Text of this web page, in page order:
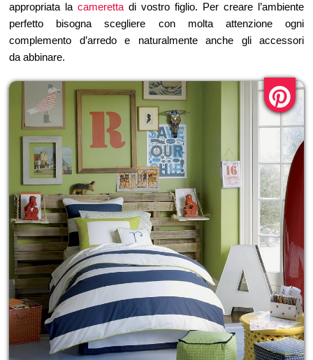
appropriata la cameretta di vostro figlio. Per creare l’ambiente
perfetto bisogna scegliere con molta attenzione ogni
complemento d’arredo e naturalmente anche gli accessori
da abbinare.